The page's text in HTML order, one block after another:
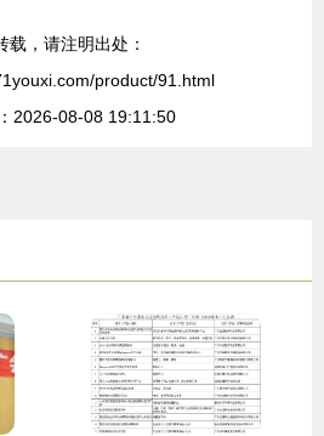
载，请注明出处：
product/91.html
2026-08-08 19:11:50